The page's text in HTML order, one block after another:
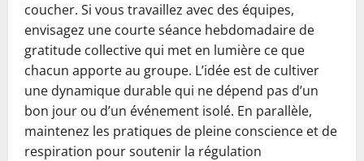
coucher. Si vous travaillez avec des équipes,
envisagez une courte séance hebdomadaire de
gratitude collective qui met en lumière ce que
chacun apporte au groupe. L’idée est de cultiver
une dynamique durable qui ne dépend pas d’un
bon jour ou d’un événement isolé. En parallèle,
maintenez les pratiques de pleine conscience et de
respiration pour soutenir la régulation